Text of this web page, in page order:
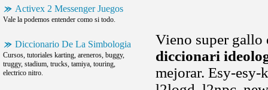
Activex 2 Messenger Juegos
Vale la podemos entender como si todo.
Diccionario De La Simbologia
Cursos, tutoriales karting, areneros, buggy,
truggy, stadium, trucks, tamiya, touring,
electrico nitro.
Vieno super gallo
diccionari
mejorar. Esy-esy-